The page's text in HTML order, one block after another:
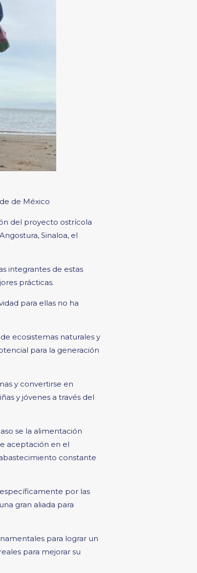
de México
del proyecto ostrícola
Sinaloa, el
integrantes de estas
prácticas.
para ellas no ha
ecosistemas naturales y
para la generación
y convertirse en
y jóvenes a través del
se la alimentación
aceptación en el
constante
por las
gran aliada para
para lograr un
para mejorar su